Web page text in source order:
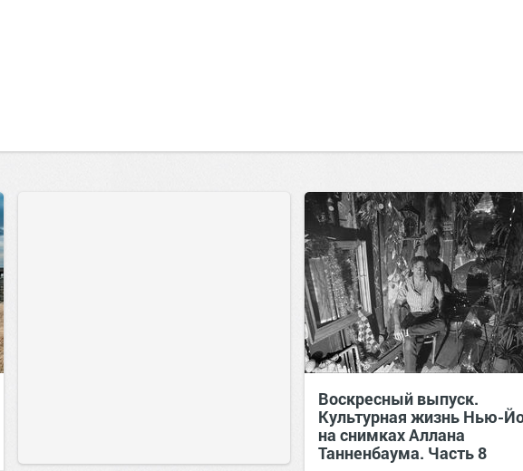
Воскресный выпуск.
Культурная жизнь Нью-
на снимках Аллана
Танненбаума. Часть 8